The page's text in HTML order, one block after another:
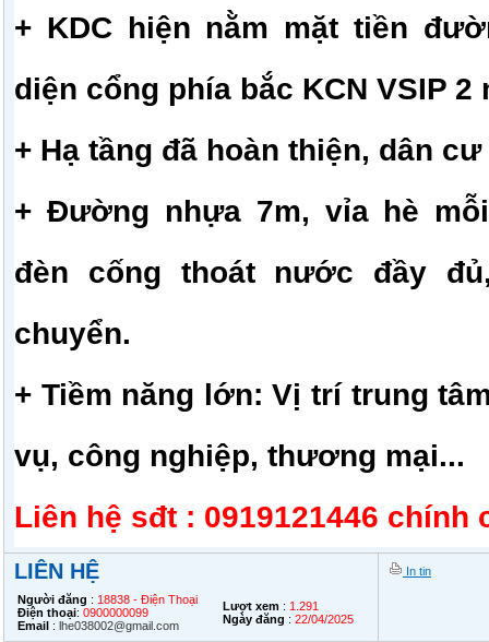
+ KDC hiện nằm mặt tiền
diện cổng phía bắc KCN VSIP 2
+ Hạ tầng đã hoàn thiện, dân
+ Đường nhựa 7m, vỉa hè
đèn cống thoát nước đầy
chuyển.
+ Tiềm năng lớn: Vị trí trung
vụ, công nghiệp, thương mại...
Liên hệ sđt : 0919121446 chính
LIÊN HỆ
Người đăng : 18838 - Điện Thoại
Điện thoại: 0900000099
Email : lhe038002@gmail.com
Lượt xem : 1.291
Ngày đăng : 22/04/2025
In tin